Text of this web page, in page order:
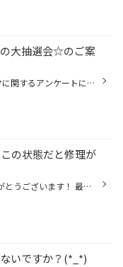
大抽選会☆のご案
スタッドレスタイヤに関するアンケートに答えて豪華景品が当たる？！かもしれないっ！！ ☆冬の大抽選会☆を開催していますっ！！ タイヤ館アプリとＷＥＢ（タイヤ館店舗ホームページ）からアンケートに答えて ご応募いただけます！(^^♪ 第１弾の締切は９／３０（水）まで！ 第２弾の締切は１１／３０...
の状態だと修理が
HPをご覧頂きありがとうございます！ 最近パンクでのご来店が多いのですがパンクした時に注意していただきたい事がございます。 それは空気圧がなくペチャンコの状態で走行をしないという事です。 潰れた状態で走行してしまうとタイヤのサイドと地面が擦れてしまいタイヤの内側が損傷してしまいます...
いですか？(*_*)